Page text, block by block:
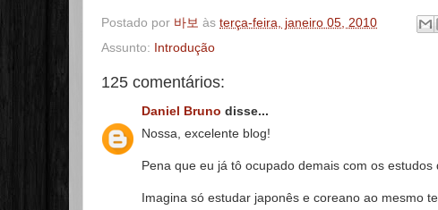
Postado por 바보 às terça-feira, janeiro 05, 2010
Assunto: Introdução
125 comentários:
Daniel Bruno disse...
Nossa, excelente blog!
Pena que eu já tô ocupado demais com os estudos
Imagina só estudar japonês e coreano ao mesmo